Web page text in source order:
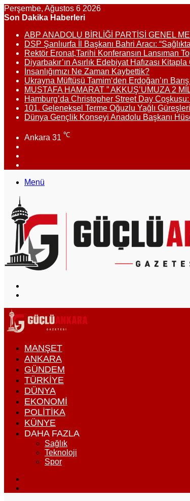
Perşembe, Ağustos 6 2026
Son Dakika Haberleri
ABP ANADOLU BİRLİĞİ PARTİSİ GENEL
DSP Şanlıurfa İl Başkanı Bahri Aracı:
Rektör Eronat,Tarihi Konferansın Lansıman
Diyarbakır’ın Asırlık Edebiyat Hafızası
İnsanlığımızı Ne Zaman Kaybettik?
Ukrayna Müftüsü Tamim‘den Erdoğan’ın
MUSTAFA HAMARAT ” AKKUŞ’UMUZA 2
Hamburg’da Christopher Street Day
101. Geleneksel Terme Oğuzlu Yağlı
Dünya Gençlik Konseyi Anadolu Başkanı
Ankara 31 ℃
Menü
değiştir
MANŞET
ANKARA
GÜNDEM
TÜRKIYE
DÜNYA
EKONOMI
POLITIKA
KÜNYE
DAHA FAZLA
Sağlık
Teknoloji
Spor